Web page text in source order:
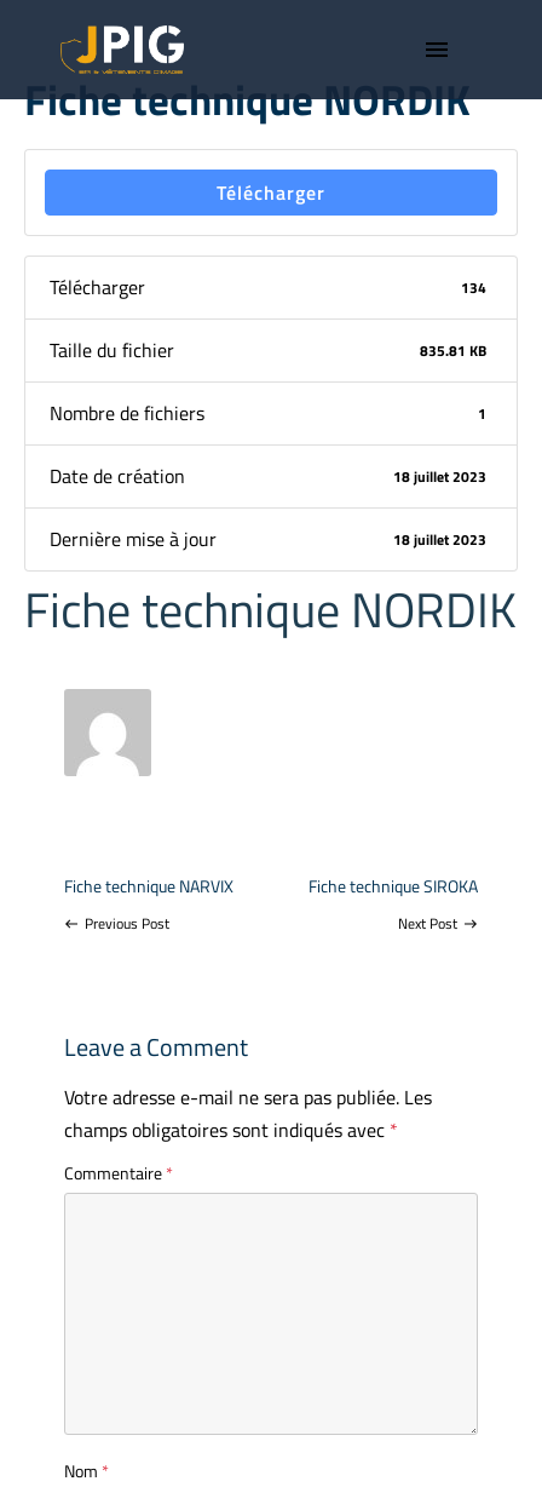
menu
Fiche technique NORDIK
Télécharger
Télécharger 134
Taille du fichier 835.81 KB
Nombre de fichiers 1
Date de création 18 juillet 2023
Dernière mise à jour 18 juillet 2023
Fiche technique NORDIK
Fiche technique NARVIX
west Previous Post
Fiche technique SIROKA
Next Post east
Leave a Comment
Votre adresse e-mail ne sera pas publiée. Les
champs obligatoires sont indiqués avec *
Commentaire*
Nom *